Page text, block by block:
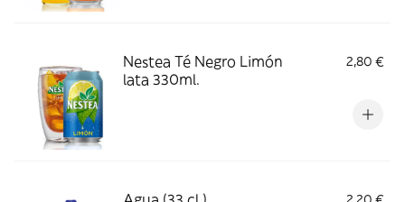
Nestea Té Negro Limón
lata 330ml.
2,80 €